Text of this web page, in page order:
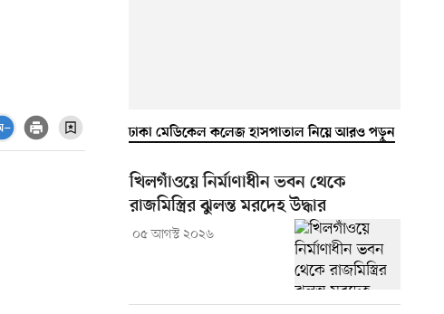
ঢাকা মেডিকেল কলেজ হাসপাতাল নিয়ে আরও পড়ুন
খিলগাঁওয়ে নির্মাণাধীন ভবন থেকে
রাজমিস্ত্রির ঝুলন্ত মরদেহ উদ্ধার
০৫ আগস্ট ২০২৬